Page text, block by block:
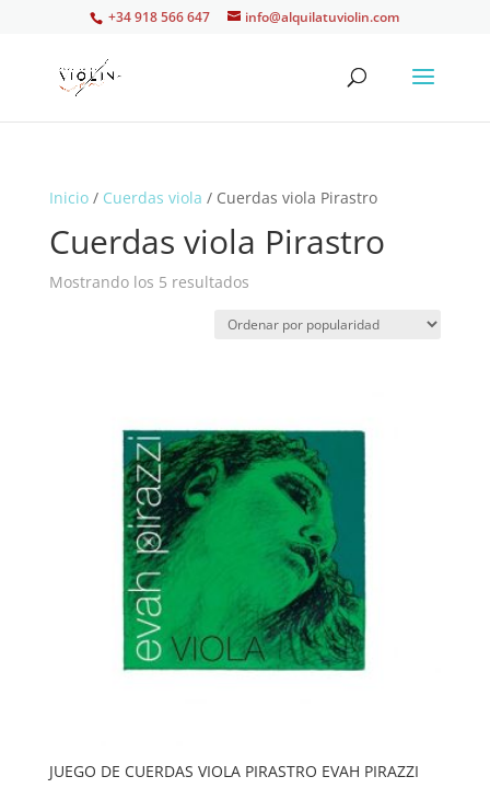
+34 918 566 647 info@alquilatuviolin.com
Inicio/ Cuerdas viola / Cuerdas viola Pirastro
Cuerdas viola Pirastro
Mostrando los 5 resultadosOrdenado
popularidad
JUEGO DE CUERDAS VIOLA PIRASTRO EVAH PIRAZZI